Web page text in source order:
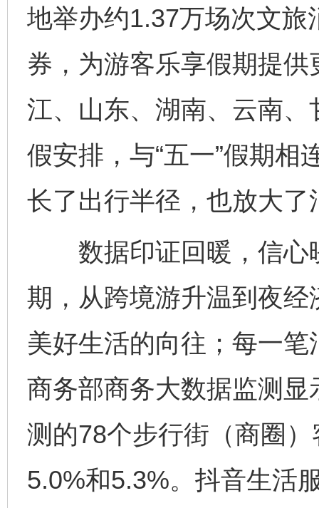
地举办约1.37万场次文
券，为游客乐享假期提
江、山东、湖南、云南
假安排，与“五一”假期相
长了出行半径，也放大了
数据印证回暖，信心
期，从跨境游升温到夜
美好生活的向往；每一
商务部商务大数据监测
测的78个步行街（商圈
5.0%和5.3%。抖音生活